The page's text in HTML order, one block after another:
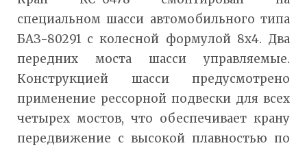
специальном шасси автомобильного типа
БАЗ-80291 с колесной формулой 8х4. Два
передних моста шасси управляемые.
Конструкцией шасси предусмотрено
применение рессорной подвески для всех
четырех мостов, что обеспечивает крану
передвижение с высокой плавностью по